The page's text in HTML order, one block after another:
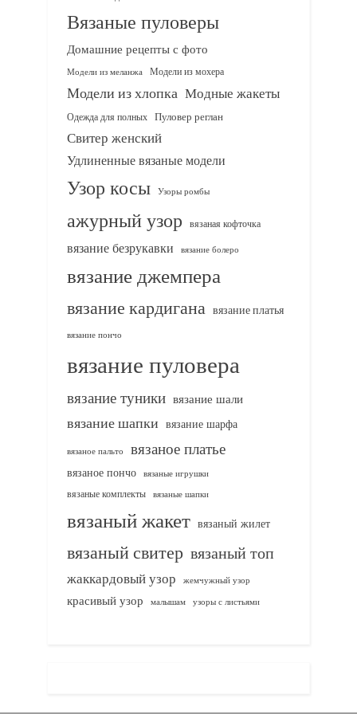
Вязаные пуловеры
Домашние рецепты с фото
Модели из меланжа Модели из мохера
Модели из хлопка Модные жакеты
Одежда для полных Пуловер реглан
Свитер женский
Удлиненные вязаные модели
Узор косы Узоры ромбы
ажурный узор вязаная кофточка
вязание безрукавки вязание болеро
вязание джемпера
вязание кардигана вязание платья
вязание пончо
вязание пуловера
вязание туники вязание шали
вязание шапки вязание шарфа
вязаное пальто вязаное платье
вязаное пончо вязаные игрушки
вязаные комплекты
вязаные шапки
вязаный жакет вязаный жилет
вязаный свитер вязаный топ
жаккардовый узор жемчужный узор
красивый узор малышам узоры с листьями